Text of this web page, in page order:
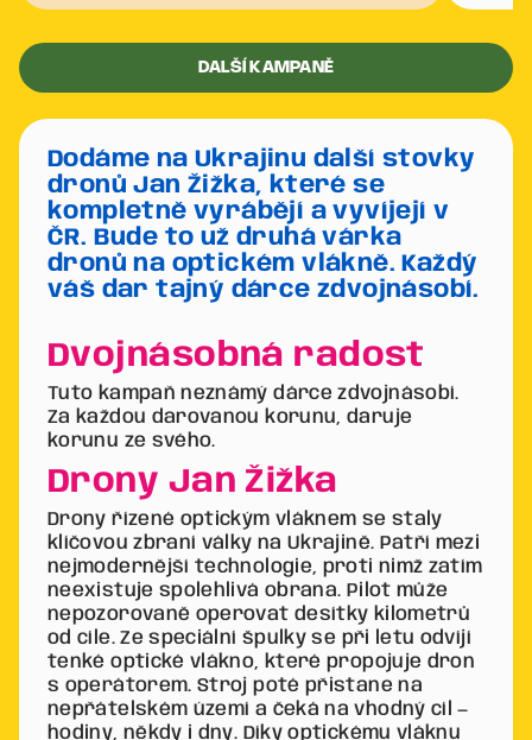
DALŠÍ KAMPANĚ
Dodáme na Ukrajinu další stovky
dronů Jan Žižka, které se
kompletně vyrábějí a vyvíjejí v
ČR. Bude to už druhá várka
dronů na optickém vlákně. Každý
váš dar tajný dárce zdvojnásobí.
Dvojnásobná radost
Tuto kampaň neznámý dárce zdvojnásobí.
Za každou darovanou korunu, daruje
korunu ze svého.
Drony Jan Žižka
Drony řízené optickým vláknem se staly
klíčovou zbraní války na Ukrajině. Patří mezi
nejmodernější technologie, proti nimž zatím
neexistuje spolehlivá obrana. Pilot může
nepozorovaně operovat desítky kilometrů
od cíle. Ze speciální špulky se při letu odvíjí
tenké optické vlákno, které propojuje dron
s operátorem. Stroj poté přistane na
nepřátelském území a čeká na vhodný cíl —
hodiny, někdy i dny. Díky optickému vláknu